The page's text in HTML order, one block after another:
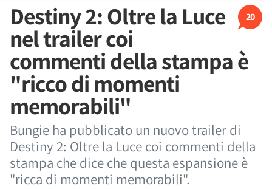
20
Destiny 2: Oltre la Luce
nel trailer coi
commenti della stampa è
"ricco di momenti
memorabili"
Bungie ha pubblicato un nuovo trailer di
Destiny 2: Oltre la Luce coi commenti della
stampa che dice che questa espansione è
"ricca di momenti memorabili".